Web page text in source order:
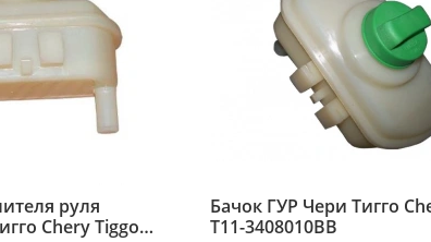
руля
Chery Tiggo
Бачок ГУР Чери Тигго
T11-3408010BB